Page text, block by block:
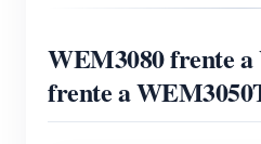
WEM3080 frente
frente a